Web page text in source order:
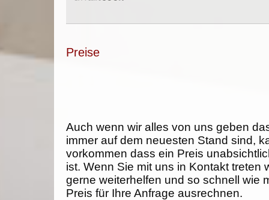
Preise
Auch wenn wir alles von uns geben
immer auf dem neuesten Stand sind,
vorkommen dass ein Preis
ist. Wenn Sie mit uns in Kontakt treten
gerne weiterhelfen und so schnell wie
Preis für Ihre Anfrage ausrechnen.